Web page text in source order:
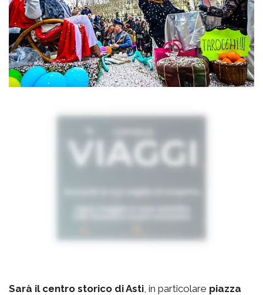
Sarà il centro storico di Asti , in particolare piazza